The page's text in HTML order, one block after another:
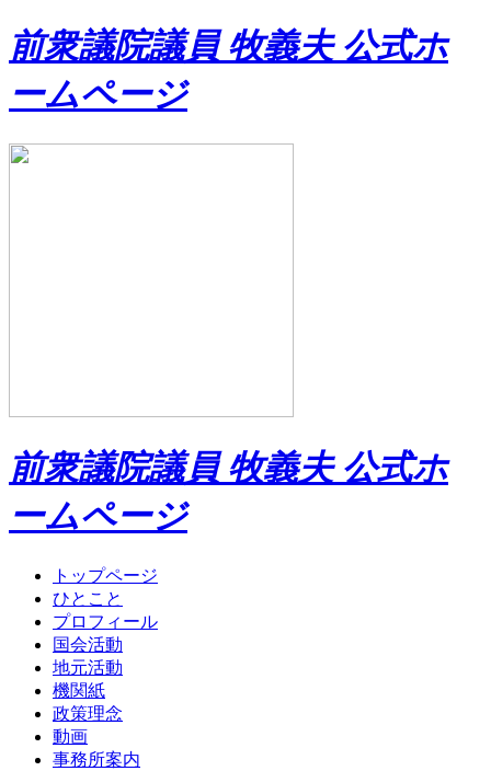
前衆議院議員 牧義夫 公式ホ
ームページ
前衆議院議員 牧義夫 公式ホ
ームページ
トップページ
ひとこと
プロフィール
国会活動
地元活動
機関紙
政策理念
動画
事務所案内